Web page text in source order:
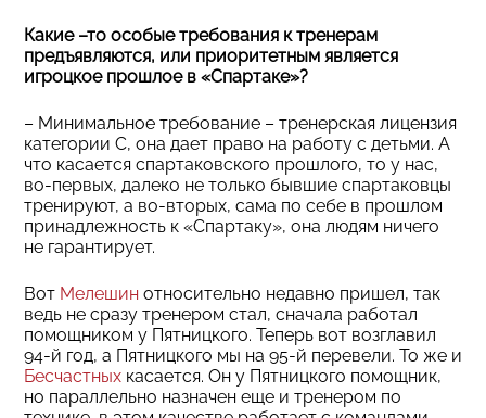
Какие –то особые требования к тренерам
предъявляются, или приоритетным является
игроцкое прошлое в «Спартаке»?
– Минимальное требование – тренерская лицензия
категории C, она дает право на работу с детьми. А
что касается спартаковского прошлого, то у нас,
во-первых, далеко не только бывшие спартаковцы
тренируют, а во-вторых, сама по себе в прошлом
принадлежность к «Спартаку», она людям ничего
не гарантирует.
Вот Мелешин относительно недавно пришел, так
ведь не сразу тренером стал, сначала работал
помощником у Пятницкого. Теперь вот возглавил
94-й год, а Пятницкого мы на 95-й перевели. То же и
Бесчастных касается. Он у Пятницкого помощник,
но параллельно назначен еще и тренером по